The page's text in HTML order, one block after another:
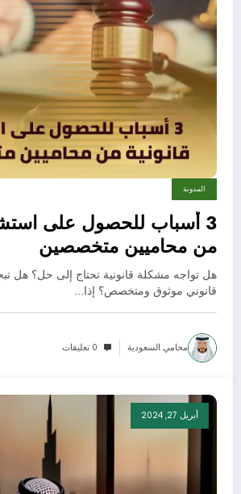
المدونة
3 أسباب للحصول على
من محاميين متخصصين
هل تواجه مشكلة قانونية تحتاج إلى حل؟ هل
قانوني موثوق ومتخصص؟ إذا…
محامي السعودية 0 تعليقات
أبريل 27, 2024